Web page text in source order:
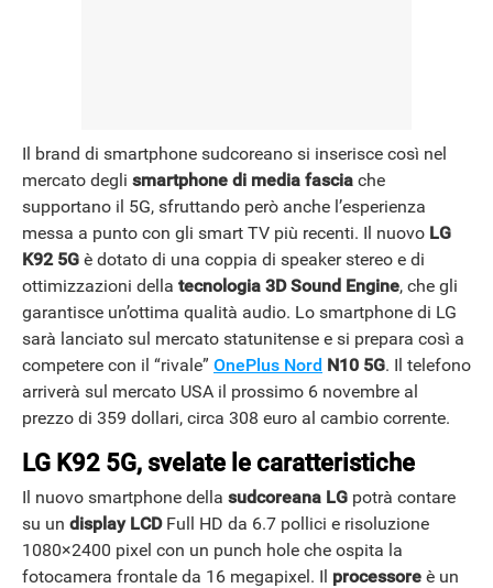
Il brand di smartphone sudcoreano si inserisce così nel
mercato degli smartphone di media fascia che
supportano il 5G, sfruttando però anche l’esperienza
messa a punto con gli smart TV più recenti. Il nuovo LG
K92 5G è dotato di una coppia di speaker stereo e di
ottimizzazioni della tecnologia 3D Sound Engine, che gli
garantisce un’ottima qualità audio. Lo smartphone di LG
sarà lanciato sul mercato statunitense e si prepara così a
competere con il “rivale” OnePlus Nord N10 5G. Il telefono
arriverà sul mercato USA il prossimo 6 novembre al
prezzo di 359 dollari, circa 308 euro al cambio corrente.
LG K92 5G, svelate le caratteristiche
Il nuovo smartphone della sudcoreana LG potrà contare
su un display LCDFull HD da 6.7 pollici e risoluzione
1080×2400 pixel con un punch hole che ospita la
fotocamera frontale da 16 megapixel. Il processore è un